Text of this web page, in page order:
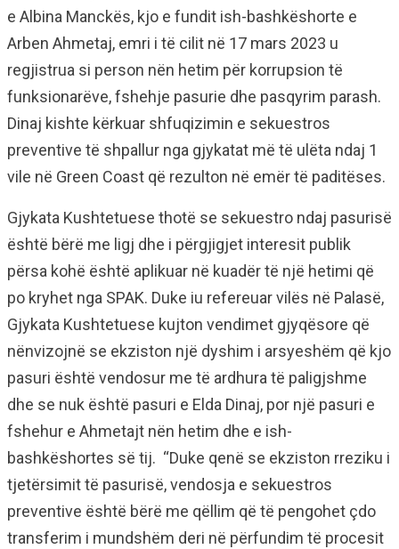
e Albina Manckës, kjo e fundit ish-bashkëshorte e
Arben Ahmetaj, emri i të cilit në 17 mars 2023 u
regjistrua si person nën hetim për korrupsion të
funksionarëve, fshehje pasurie dhe pasqyrim parash.
Dinaj kishte kërkuar shfuqizimin e sekuestros
preventive të shpallur nga gjykatat më të ulëta ndaj 1
vile në Green Coast që rezulton në emër të paditëses.
Gjykata Kushtetuese thotë se sekuestro ndaj pasurisë
është bërë me ligj dhe i përgjigjet interesit publik
përsa kohë është aplikuar në kuadër të një hetimi që
po kryhet nga SPAK. Duke iu refereuar vilës në Palasë,
Gjykata Kushtetuese kujton vendimet gjyqësore që
nënvizojnë se ekziston një dyshim i arsyeshëm që kjo
pasuri është vendosur me të ardhura të paligjshme
dhe se nuk është pasuri e Elda Dinaj, por një pasuri e
fshehur e Ahmetajt nën hetim dhe e ish-
bashkëshortes së tij. “Duke qenë se ekziston rreziku i
tjetërsimit të pasurisë, vendosja e sekuestros
preventive është bërë me qëllim që të pengohet çdo
transferim i mundshëm deri në përfundim të procesit